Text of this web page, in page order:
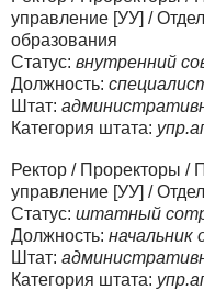
управление [УУ] /
образования
Статус: внутренний
Должность:
Штат:
Категория штата:
Ректор / Проректоры /
управление [УУ] /
Статус: штатный
Должность: начальник
Штат:
Категория штата: